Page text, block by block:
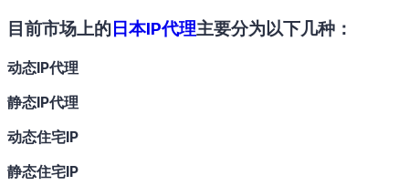
目前市场上的 日本IP代理主要分为以下几种：
动态IP代理
静态IP代理
动态住宅IP
静态住宅IP